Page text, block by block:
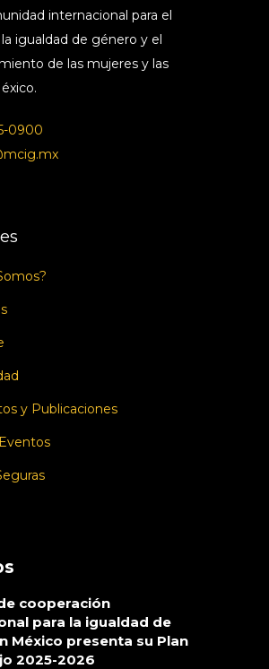
internacional para el
igualdad de género y el
de las mujeres y las
0900
y Publicaciones
cooperación
para la igualdad de
México presenta su Plan
2025-2026